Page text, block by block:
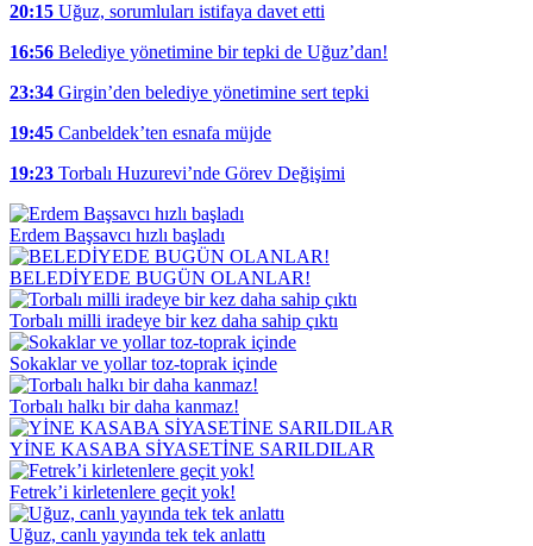
20:15 Uğuz, sorumluları istifaya davet etti
16:56 Belediye yönetimine bir tepki de Uğuz’dan!
23:34 Girgin’den belediye yönetimine sert tepki
19:45 Canbeldek’ten esnafa müjde
19:23 Torbalı Huzurevi’nde Görev Değişimi
Erdem Başsavcı hızlı başladı
BELEDİYEDE BUGÜN OLANLAR!
Torbalı milli iradeye bir kez daha sahip çıktı
Sokaklar ve yollar toz-toprak içinde
Torbalı halkı bir daha kanmaz!
YİNE KASABA SİYASETİNE SARILDILAR
Fetrek’i kirletenlere geçit yok!
Uğuz, canlı yayında tek tek anlattı